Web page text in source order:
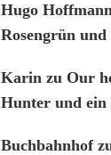
Hugo
Rosengrün
Karin zu Our
Hunter und
Buchbahnhof